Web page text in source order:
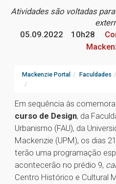
Atividades são voltadas
05.09.2022
10h28
Mackenzie Portal Faculdades
Em sequência às
curso de Design, da
Urbanismo (FAU), da
Mackenzie (UPM), os dias
terão uma programação
acontecerão no prédio 9,
Centro Histórico e Cultural